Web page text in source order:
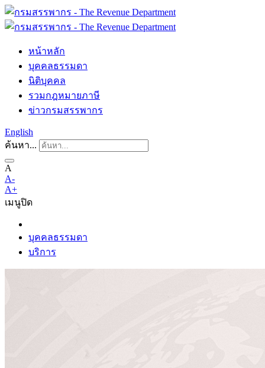
หน้าหลัก
บุคคลธรรมดา
นิติบุคคล
รวมกฎหมายภาษี
ข่าวกรมสรรพากร
English
ค้นหา...
A
A-
A+
เมนูปิด
บุคคลธรรมดา
บริการ